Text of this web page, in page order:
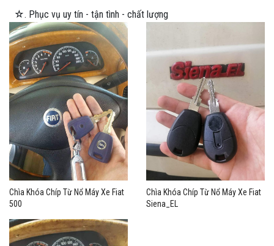
☆. Phục vụ uy tín - tận tình - chất lượng
Chìa Khóa Chíp Từ Nổ Máy Xe Fiat
500
Chìa Khóa Chíp Từ Nổ Máy Xe Fiat
Siena_EL